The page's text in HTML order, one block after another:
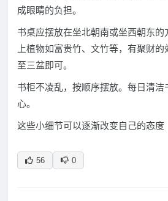
成眼睛的负担。
书桌应摆放在坐北朝南或坐西朝东
上植物如富贵竹、文竹等，有聚财
至三盆即可。
书柜不凌乱，按顺序摆放。每日清洁
心。
这些小细节可以逐渐改变自己的态度
56 0